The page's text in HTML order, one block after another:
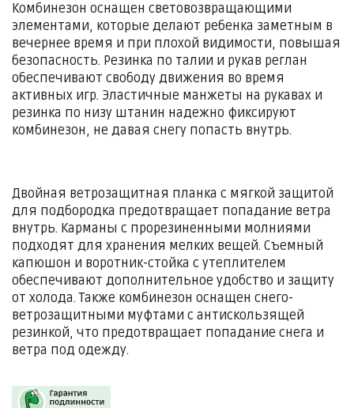
Комбинезон оснащен световозвращающими
элементами, которые делают ребенка заметным в
вечернее время и при плохой видимости, повышая
безопасность. Резинка по талии и рукав реглан
обеспечивают свободу движения во время
активных игр. Эластичные манжеты на рукавах и
резинка по низу штанин надежно фиксируют
комбинезон, не давая снегу попасть внутрь.
Двойная ветрозащитная планка с мягкой защитой
для подбородка предотвращает попадание ветра
внутрь. Карманы с прорезиненными молниями
подходят для хранения мелких вещей. Съемный
капюшон и воротник-стойка с утеплителем
обеспечивают дополнительное удобство и защиту
от холода. Также комбинезон оснащен снего-
ветрозащитными муфтами с антискользящей
резинкой, что предотвращает попадание снега и
ветра под одежду.